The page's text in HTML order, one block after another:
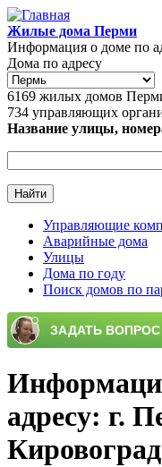
Перейти к основному
Жилые дома Перми
Информация о доме по
Дома по адресу
6169 жилых домов
734 управляющих
Название улицы,
Главное меню
Управляющие
Аварийные дома
Улицы
Дома по году
Поиск домов по
адресу: г.